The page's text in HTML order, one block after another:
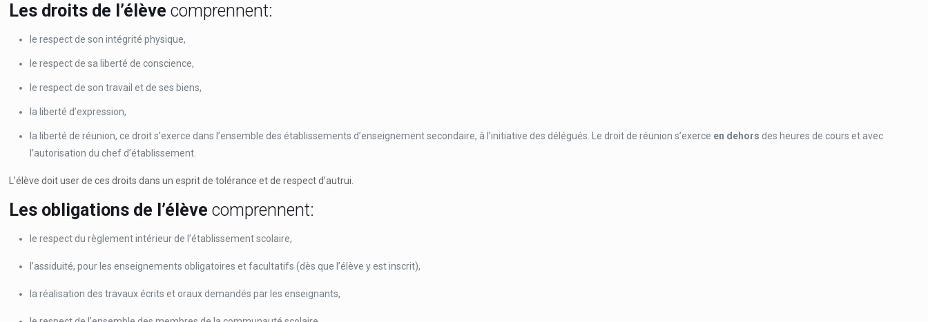
Les droits de l’élève comprennent:
le respect de son intégrité physique,
le respect de sa liberté de conscience,
le respect de son travail et de ses biens,
la liberté d’expression,
la liberté de réunion, ce droit s’exerce dans l’ensemble des établissements d’enseignement secondaire, à l’initiative des délégués. Le droit de réunion s’exerce en dehors des heures de cours et avec
l’autorisation du chef d’établissement.
L’élève doit user de ces droits dans un esprit de tolérance et de respect d’autrui.
Les obligations de l’élève comprennent:
le respect du règlement intérieur de l’établissement scolaire,
l’assiduité, pour les enseignements obligatoires et facultatifs (dès que l’élève y est inscrit),
la réalisation des travaux écrits et oraux demandés par les enseignants,